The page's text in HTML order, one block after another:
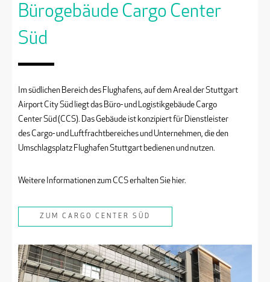
Bürogebäude Cargo Center
Süd
Im südlichen Bereich des Flughafens, auf dem Areal der Stuttgart
Airport City Süd liegt das Büro- und Logistikgebäude Cargo
Center Süd (CCS). Das Gebäude ist konzipiert für Dienstleister
des Cargo- und Luftfrachtbereiches und Unternehmen, die den
Umschlagsplatz Flughafen Stuttgart bedienen und nutzen.
Weitere Informationen zum CCS erhalten Sie hier.
ZUM CARGO CENTER SÜD